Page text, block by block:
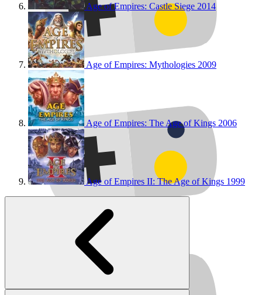
Age of Empires: Castle Siege 2014
Age of Empires: Mythologies 2009
Age of Empires: The Age of Kings 2006
Age of Empires II: The Age of Kings 1999